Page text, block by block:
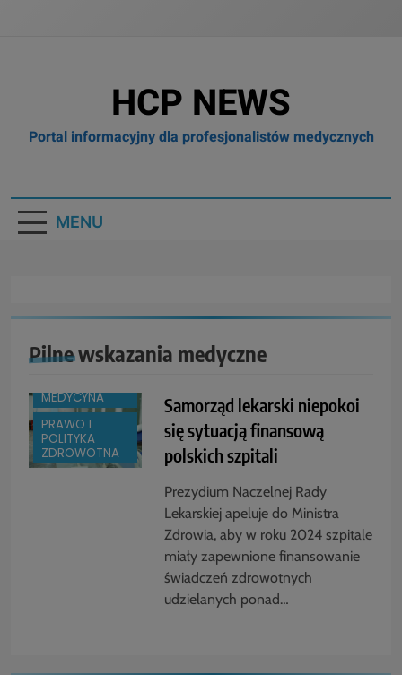
HCP NEWS
Portal informacyjny dla profesjonalistów medycznych
MENU
Pilne wskazania medyczne
BOX
MEDYCYNA
PRAWO I
POLITYKA
ZDROWOTNA
Samorząd lekarski niepokoi
się sytuacją finansową
polskich szpitali
Prezydium Naczelnej Rady
Lekarskiej apeluje do Ministra
Zdrowia, aby w roku 2024 szpitale
miały zapewnione finansowanie
świadczeń zdrowotnych
udzielanych ponad…